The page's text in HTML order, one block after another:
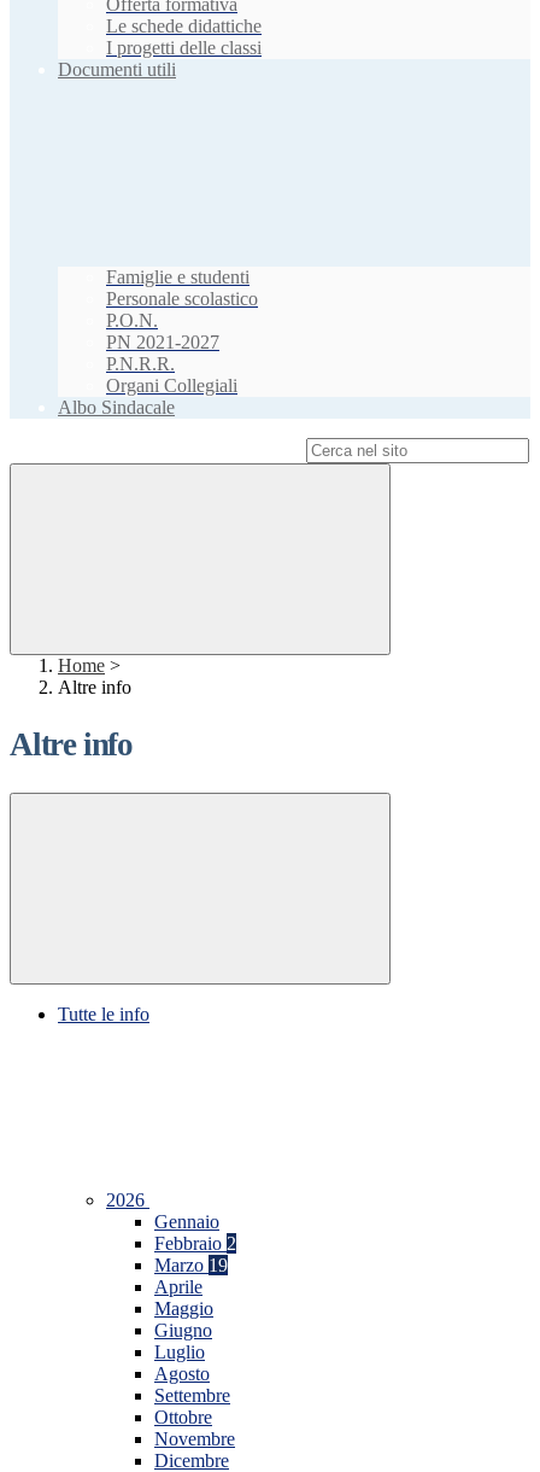
Offerta formativa
Le schede didattiche
I progetti delle classi
Documenti utili
Famiglie e studenti
Personale scolastico
P.O.N.
PN 2021-2027
P.N.R.R.
Organi Collegiali
Albo Sindacale
Home >
Altre info
Altre info
Tutte le info
2026
Gennaio
Febbraio 2
Marzo 19
Aprile
Maggio
Giugno
Luglio
Agosto
Settembre
Ottobre
Novembre
Dicembre